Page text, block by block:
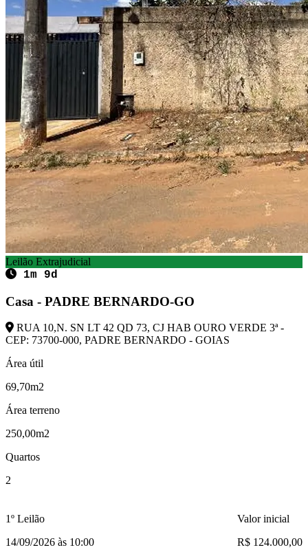
Leilão Extrajudicial
1m 9d
Casa - PADRE BERNARDO-GO
RUA 10,N. SN LT 42 QD 73, CJ HAB OURO VERDE 3ª -
CEP: 73700-000, PADRE BERNARDO - GOIAS
Área útil
69,70m2
Área terreno
250,00m2
Quartos
2
1º Leilão
14/09/2026 às 10:00
Valor inicial
R$ 124.000,00